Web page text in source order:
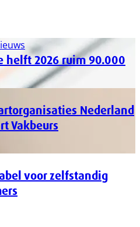
helft 2026 ruim 90.000
Nederland
Vakbeurs
voor zelfstandig